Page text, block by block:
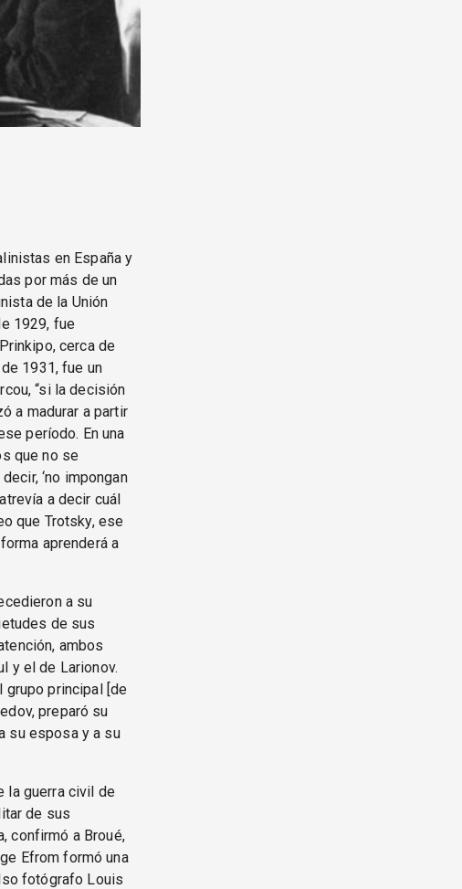
en España y
por más de un
de la Unión
1929, fue
cerca de
1931, fue un
“si la decisión
a madurar a partir
período. En una
que no se
‘no impongan
a decir cuál
que Trotsky, ese
aprenderá a
a su
de sus
ambos
y el de Larionov.
grupo principal [de
preparó su
su esposa y a su
la guerra civil de
de sus
confirmó a Broué,
Efrom formó una
fotógrafo Louis